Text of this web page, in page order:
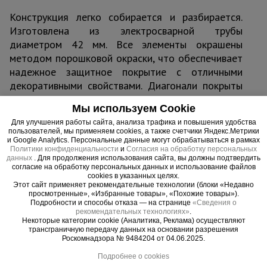
Конструкция легко собирается и разбирается.
Изготовлена из электросварной трубы
диаметром 42 мм. Все элементы окрашены
методом порошковой окраски, что обеспечивает
надежное защитное покрытие с отличными
декоративными свойствами. Диагонали покрыты
цинком для защиты от коррозии и износа.
Настил выполнен из фанеры толщиной 10 мм и
оснащен люком для безопасного и удобного
доступа во время работы. Конструкция
выдерживает нагрузку до 250 кг.
Базовый блок ВСП 0,7х1,6 совместим с
моделями ВСП 0,7х1,6 ПРОМ.
Важные преимущества –
Мы используем Cookie
Для улучшения работы сайта, анализа трафика и повышения удобства
пользователей, мы применяем cookies, а также счетчики Яндекс.Метрики
и Google Analytics. Персональные данные могут обрабатываться в рамках
Политики конфиденциальности и Согласия на обработку персональных
данных
. Для продолжения использования сайта, вы должны подтвердить
согласие на обработку персональных данных и использование файлов
cookies в указанных целях.
Этот сайт применяет рекомендательные технологии (блоки «Недавно
просмотренные», «Избранные товары», «Похожие товары»).
Подробности и способы отказа — на странице «Сведения о
рекомендательных технологиях»
Некоторые категории cookie (Аналитика, Реклама) осуществляют
трансграничную передачу данных на основании разрешения
Роскомнадзора № 9484204 от 04.06.2025.
Подробнее о cookies